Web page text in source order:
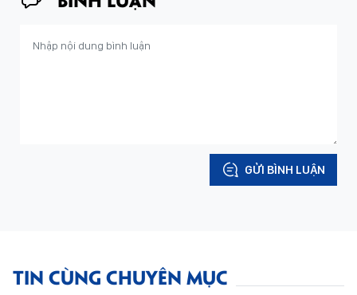
GỬI BÌNH LUẬN
TIN CÙNG CHUYÊN MỤC